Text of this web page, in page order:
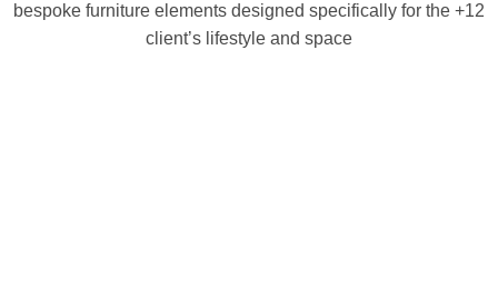
12+ bespoke furniture elements designed specifically for the
client’s lifestyle and space